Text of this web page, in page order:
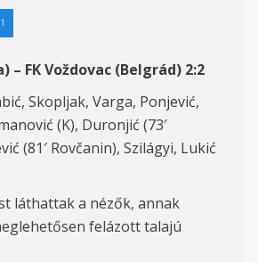
– FK Voždovac (Belgrád) 2:2
Skopljak, Varga, Ponjević,
(K), Duronjić (73′
(81′ Rovčanin), Szilágyi, Lukić
láthattak a nézők, annak
felázott talajú